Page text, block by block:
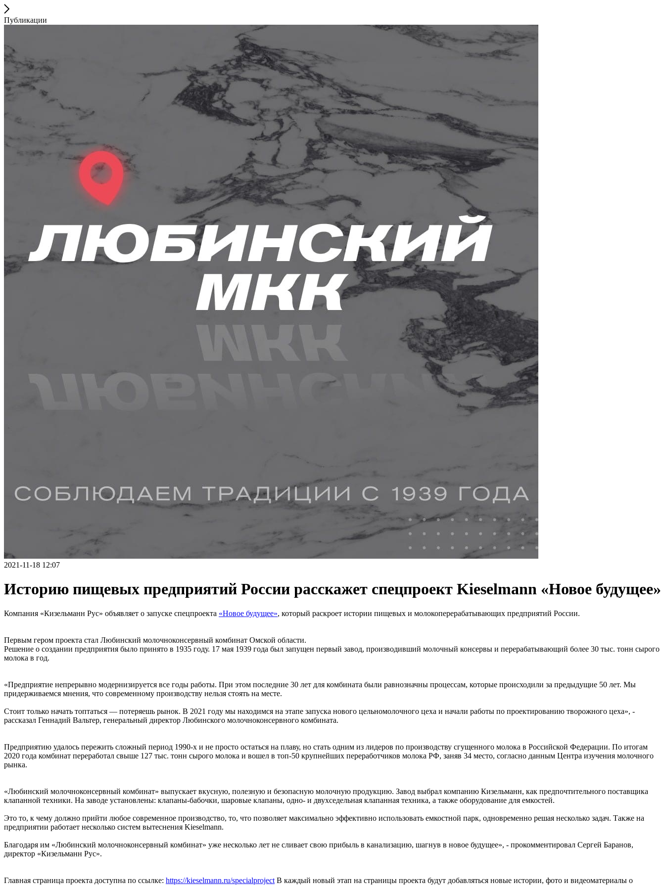
Публикации
2021-11-18 12:07
Историю пищевых предприятий России расскажет спецпроект Kieselmann «Новое будущее»
Компания «Кизельманн Рус» объявляет о запуске спецпроекта «Новое будущее», который раскроет истории пищевых и молокоперерабатывающих предприятий России.
Первым гером проекта стал Любинский молочноконсервный комбинат Омской области.
Решение о создании предприятия было принято в 1935 году. 17 мая 1939 года был запущен первый завод, производивший молочный консервы и перерабатывающий более 30 тыс. тонн сырого
молока в год.
«Предприятие непрерывно модернизируется все годы работы. При этом последние 30 лет для комбината были равнозначны процессам, которые происходили за предыдущие 50 лет. Мы
придерживаемся мнения, что современному производству нельзя стоять на месте.
Стоит только начать топтаться — потеряешь рынок. В 2021 году мы находимся на этапе запуска нового цельномолочного цеха и начали работы по проектированию творожного цеха», -
рассказал Геннадий Вальтер, генеральный директор Любинского молочноконсервного комбината.
Предприятию удалось пережить сложный период 1990-х и не просто остаться на плаву, но стать одним из лидеров по производству сгущенного молока в Российской Федерации. По итогам
2020 года комбинат переработал свыше 127 тыс. тонн сырого молока и вошел в топ-50 крупнейших переработчиков молока РФ, заняв 34 место, согласно данным Центра изучения молочного
рынка.
«Любинский молочноконсервный комбинат» выпускает вкусную, полезную и безопасную молочную продукцию. Завод выбрал компанию Кизельманн, как предпочтительного поставщика
клапанной техники. На заводе установлены: клапаны-бабочки, шаровые клапаны, одно- и двухседельная клапанная техника, а также оборудование для емкостей.
Это то, к чему должно прийти любое современное производство, то, что позволяет максимально эффективно использовать емкостной парк, одновременно решая несколько задач. Также на
предприятии работает несколько систем вытеснения Kieselmann.
Благодаря им «Любинский молочноконсервный комбинат» уже несколько лет не сливает свою прибыль в канализацию, шагнув в новое будущее», - прокомментировал Сергей Баранов,
директор «Кизельманн Рус».
Главная страница проекта доступна по ссылке: https://kieselmann.ru/specialproject В каждый новый этап на страницы проекта будут добавляться новые истории, фото и видеоматериалы о